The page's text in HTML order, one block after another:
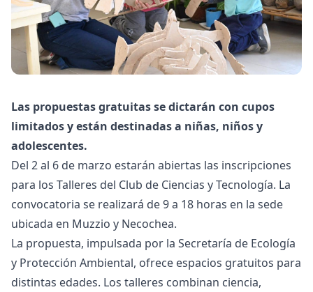
Las propuestas gratuitas se dictarán con cupos
limitados y están destinadas a niñas, niños y
adolescentes.
Del 2 al 6 de marzo estarán abiertas las inscripciones
para los Talleres del Club de Ciencias y Tecnología. La
convocatoria se realizará de 9 a 18 horas en la sede
ubicada en Muzzio y Necochea.
La propuesta, impulsada por la Secretaría de Ecología
y Protección Ambiental, ofrece espacios gratuitos para
distintas edades. Los talleres combinan ciencia,